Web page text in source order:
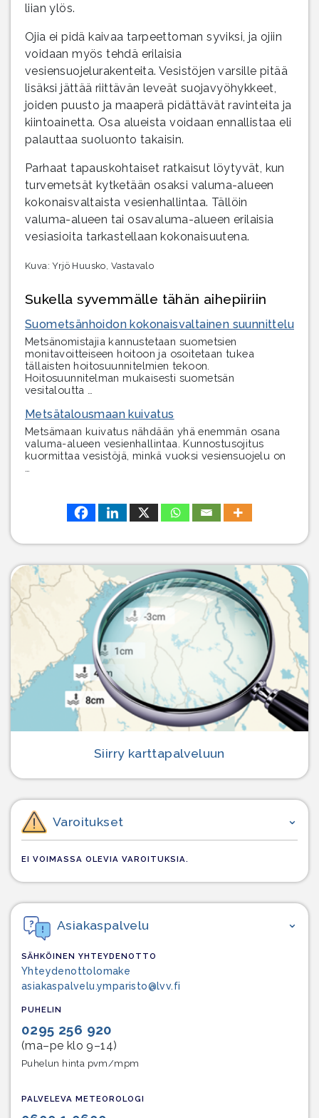
liian ylös.
Ojia ei pidä kaivaa tarpeettoman syviksi, ja ojiin
voidaan myös tehdä erilaisia
vesiensuojelurakenteita. Vesistöjen varsille pitää
lisäksi jättää riittävän leveät suojavyöhykkeet,
joiden puusto ja maaperä pidättävät ravinteita ja
kiintoainetta. Osa alueista voidaan ennallistaa eli
palauttaa suoluonto takaisin.
Parhaat tapauskohtaiset ratkaisut löytyvät, kun
turvemetsät kytketään osaksi valuma-alueen
kokonaisvaltaista vesienhallintaa. Tällöin
valuma-alueen tai osavaluma-alueen erilaisia
vesiasioita tarkastellaan kokonaisuutena.
Kuva: Yrjö Huusko, Vastavalo
Sukella syvemmälle tähän aihepiiriin
Suometsänhoidon kokonaisvaltainen suunnittelu
Metsänomistajia kannustetaan suometsien
monitavoitteiseen hoitoon ja osoitetaan tukea
tällaisten hoitosuunnitelmien tekoon.
Hoitosuunnitelman mukaisesti suometsän
vesitaloutta …
Metsätalousmaan kuivatus
Metsämaan kuivatus nähdään yhä enemmän osana
valuma-alueen vesienhallintaa. Kunnostusojitus
kuormittaa vesistöjä, minkä vuoksi vesiensuojelu on
Siirry karttapalveluun
Varoitukset
EI VOIMASSA OLEVIA VAROITUKSIA.
Asiakaspalvelu
SÄHKÖINEN YHTEYDENOTTO
Yhteydenottolomake
asiakaspalvelu.ymparisto@lvv.fi
PUHELIN
0295 256 920
(ma–pe klo 9–14)
Puhelun hinta pvm/mpm
PALVELEVA METEOROLOGI